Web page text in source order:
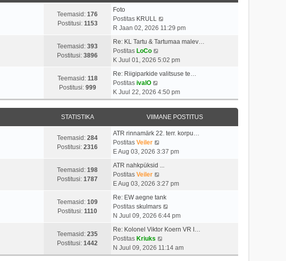
s
o
t
i
u
s
t
v
i
m
a
t
o
t
t
s
Teemasid: 176
Postitusi: 1153
Foto
Postitas KRULL
a
t
v
i
m
a
s
t
p
o
t
u
t
R Jaan 02, 2026 11:29 pm
Teemasid: 393
Postitusi: 3896
Re: KL Tartu & Tartumaa malev…
Postitas LoCo
a
t
v
i
a
s
t
o
s
t
i
t
u
t
K Juul 01, 2026 5:02 pm
Teemasid: 118
Postitusi: 999
Re: Riigiparkide valitsuse te…
Postitas ivalO
a
a
t
a
v
i
i
m
s
t
o
s
t
i
t
u
s
K Juul 22, 2026 4:50 pm
STATISTIKA VIIMANE POSTITUS
Teemasid: 284
Postitusi: 2316
ATR rinnamärk 22. terr. korpu…
Postitas Veiler
a
t
v
i
i
m
s
t
p
E Aug 03, 2026 3:37 pm
Teemasid: 198
Postitusi: 1787
ATR nahkpüksid ...
Postitas Veiler
a
t
a
v
i
i
m
a
E Aug 03, 2026 3:27 pm
Teemasid: 109
Postitusi: 1110
Re: EW aegne tank
Postitas skulmars
a
t
v
N Juul 09, 2026 6:44 pm
Teemasid: 235
Postitusi: 1442
Re: Kolonel Viktor Koern VR I…
Postitas Kriuks
a
a
N Juul 09, 2026 11:14 am